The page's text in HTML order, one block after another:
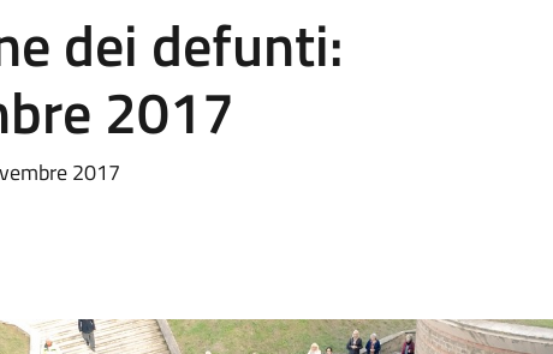
dei defunti:
2017
2017